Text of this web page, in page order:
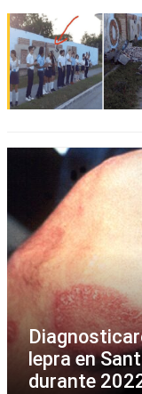
lepra en
durante